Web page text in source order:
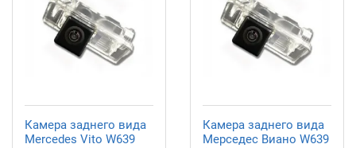
Камера заднего вида
Mercedes Vito W639
Камера заднего вида
Мерседес Виано W639